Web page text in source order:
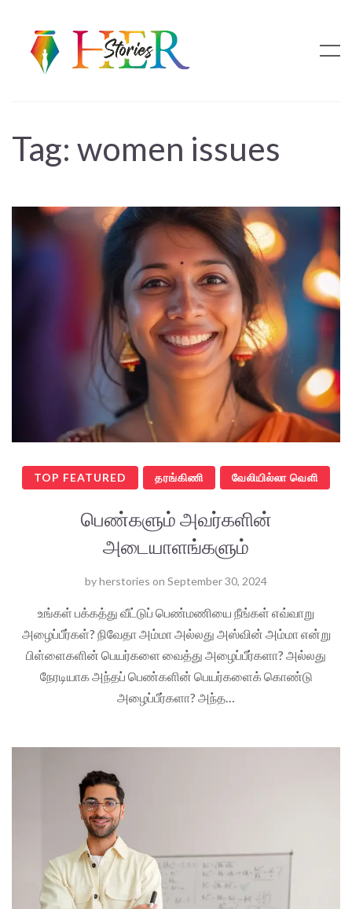
Tag: women issues
TOP FEATURED தரங்கிணி வேலியில்லா வெளி
பெண்களும் அவர்களின்
அடையாளங்களும்
byherstories on September 30, 2024
உங்கள் பக்கத்து வீட்டுப் பெண்மணியை நீங்கள் எவ்வாறு
அழைப்பீர்கள்? நிவேதா அம்மா அல்லது அஸ்வின் அம்மா என்று
பிள்ளைகளின் பெயர்களை வைத்து அழைப்பீர்களா? அல்லது
நேரடியாக அந்தப் பெண்களின் பெயர்களைக் கொண்டு
அழைப்பீர்களா? அந்த…